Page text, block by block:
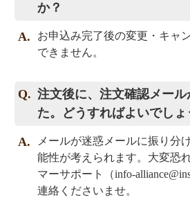
か？
お申込み完了後の変更・キャ
できません。
注文後に、注文確認メール
た。どうすればよいでしょ
メールが迷惑メールに振り分
能性が考えられます。大変恐
マーサポート（info-
連絡くださいませ。